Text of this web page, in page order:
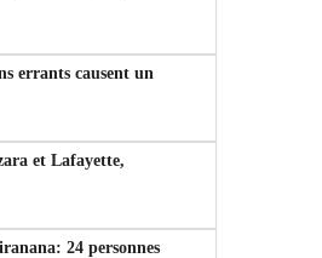
errants causent un
et Lafayette,
24 personnes